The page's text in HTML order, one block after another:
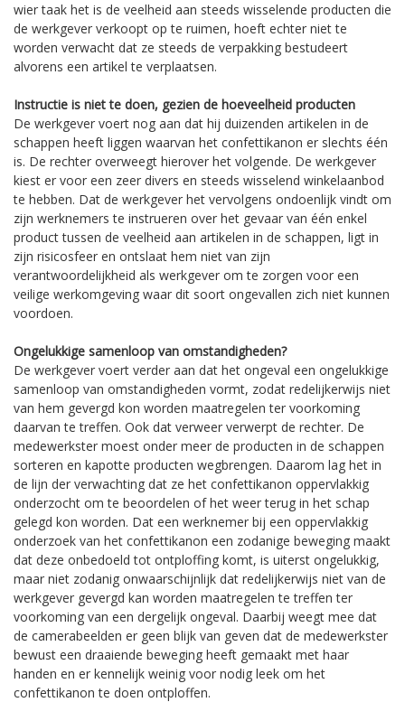
wier taak het is de veelheid aan steeds wisselende producten die
de werkgever verkoopt op te ruimen, hoeft echter niet te
worden verwacht dat ze steeds de verpakking bestudeert
alvorens een artikel te verplaatsen.
Instructie is niet te doen, gezien de hoeveelheid producten
De werkgever voert nog aan dat hij duizenden artikelen in de
schappen heeft liggen waarvan het confettikanon er slechts één
is. De rechter overweegt hierover het volgende. De werkgever
kiest er voor een zeer divers en steeds wisselend winkelaanbod
te hebben. Dat de werkgever het vervolgens ondoenlijk vindt om
zijn werknemers te instrueren over het gevaar van één enkel
product tussen de veelheid aan artikelen in de schappen, ligt in
zijn risicosfeer en ontslaat hem niet van zijn
verantwoordelijkheid als werkgever om te zorgen voor een
veilige werkomgeving waar dit soort ongevallen zich niet kunnen
voordoen.
Ongelukkige samenloop van omstandigheden?
De werkgever voert verder aan dat het ongeval een ongelukkige
samenloop van omstandigheden vormt, zodat redelijkerwijs niet
van hem gevergd kon worden maatregelen ter voorkoming
daarvan te treffen. Ook dat verweer verwerpt de rechter. De
medewerkster moest onder meer de producten in de schappen
sorteren en kapotte producten wegbrengen. Daarom lag het in
de lijn der verwachting dat ze het confettikanon oppervlakkig
onderzocht om te beoordelen of het weer terug in het schap
gelegd kon worden. Dat een werknemer bij een oppervlakkig
onderzoek van het confettikanon een zodanige beweging maakt
dat deze onbedoeld tot ontploffing komt, is uiterst ongelukkig,
maar niet zodanig onwaarschijnlijk dat redelijkerwijs niet van de
werkgever gevergd kan worden maatregelen te treffen ter
voorkoming van een dergelijk ongeval. Daarbij weegt mee dat
de camerabeelden er geen blijk van geven dat de medewerkster
bewust een draaiende beweging heeft gemaakt met haar
handen en er kennelijk weinig voor nodig leek om het
confettikanon te doen ontploffen.